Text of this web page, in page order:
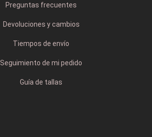
Preguntas frecuentes
Devoluciones y cambios
Tiempos de envío
Seguimiento de mi pedido
Guía de tallas